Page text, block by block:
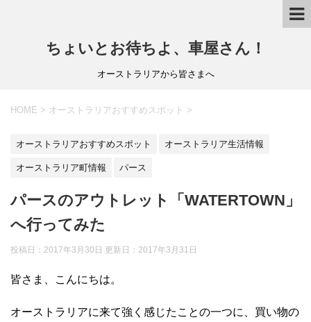
ちょいとお待ちよ、車屋さん！
オーストラリアから皆さまへ
HOME > オーストラリアおすすめスポット >
オーストラリアおすすめスポット オーストラリア生活情報
オーストラリア町情報 パース
パースのアウトレット「WATERTOWN」
へ行ってみた
投稿日：2017年3月30日 更新日： 2017年3月31日
皆さま、こんにちは。
オーストラリアに来て強く感じたことの一つに、買い物の